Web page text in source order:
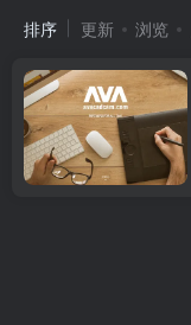
排序 更新 浏览